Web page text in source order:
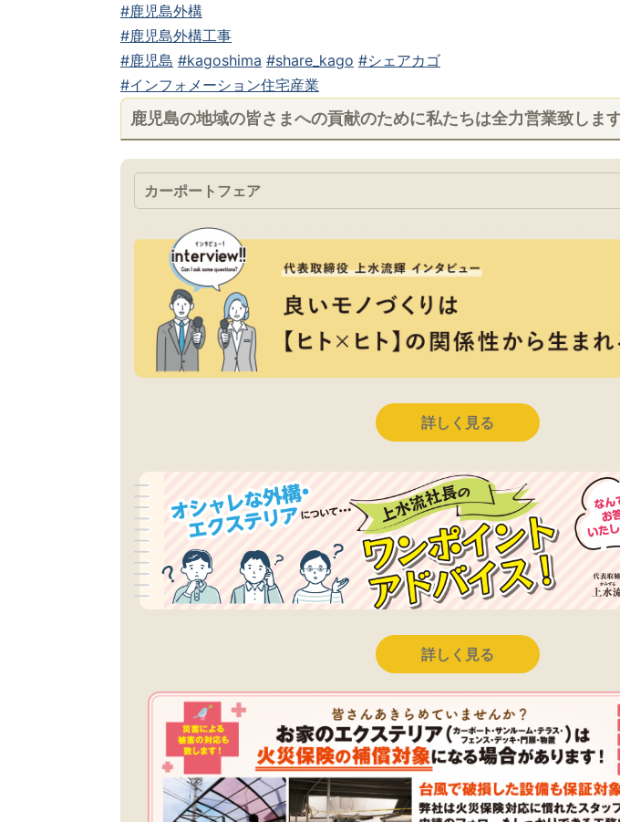
#鹿児島外構
#鹿児島外構工事
#鹿児島 #kagoshima #share_kago #シェアカゴ
#インフォメーション住宅産業
鹿児島の地域の皆さまへの貢献のために私たちは全力営業致します
カーポートフェア
詳しく見る
詳しく見る